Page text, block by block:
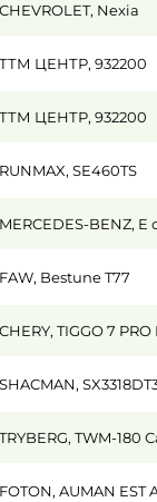
CHEVROLET, Nexia
ТТМ ЦЕНТР, 932200
ТТМ ЦЕНТР, 932200
RUNMAX, SE460TS
MERCEDES-BENZ, E
FAW, Bestune T77
CHERY, TIGGO 7 PRO
SHACMAN,
TRYBERG, TWM-
FOTON, AUMAN EST